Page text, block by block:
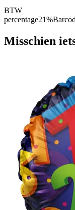
BTW
percentage21%
Misschien